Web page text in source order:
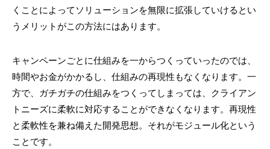
くことによってソリューションを無限に拡張していけるとい
うメリットがこの方法にはあります。
キャンペーンごとに仕組みを一からつくっていったのでは、
時間やお金がかかるし、仕組みの再現性もなくなります。一
方で、ガチガチの仕組みをつくってしまっては、クライアン
トニーズに柔軟に対応することができなくなります。再現性
と柔軟性を兼ね備えた開発思想。それがモジュール化という
ことです。